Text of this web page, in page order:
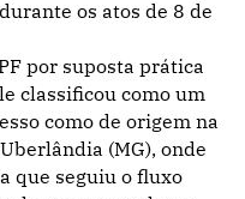
os atos de 8 de
por suposta prática
classificou como um
como de origem na
(MG), onde
que seguiu o fluxo